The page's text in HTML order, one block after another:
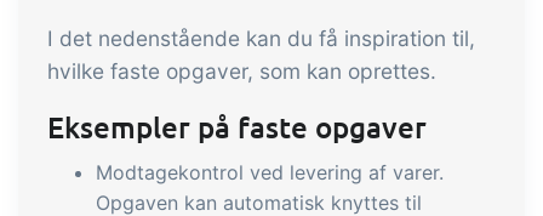
Opgaver & kontroller
Få modtagekontrol, temperaturtjek og
kritiske kontrolpunkter integreret i din
ordrestyring - helt digitalt
Power Pack
I det nedenstående kan du få inspiration til,
hvilke faste opgaver, som kan oprettes.
Eksempler på faste opgaver
Modtagekontrol ved levering af varer.
Opgaven kan automatisk knyttes til